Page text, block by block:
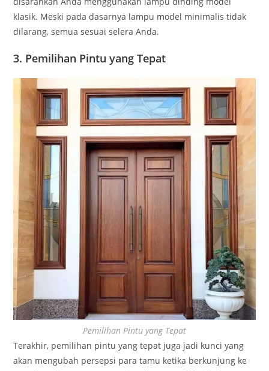
klasik. Meski pada dasarnya lampu model minimalis tidak
dilarang, semua sesuai selera Anda.
3. Pemilihan Pintu yang Tepat
Pemilihan Pintu yang Tepat
Terakhir, pemilihan pintu yang tepat juga jadi kunci yang
akan mengubah persepsi para tamu ketika berkunjung ke